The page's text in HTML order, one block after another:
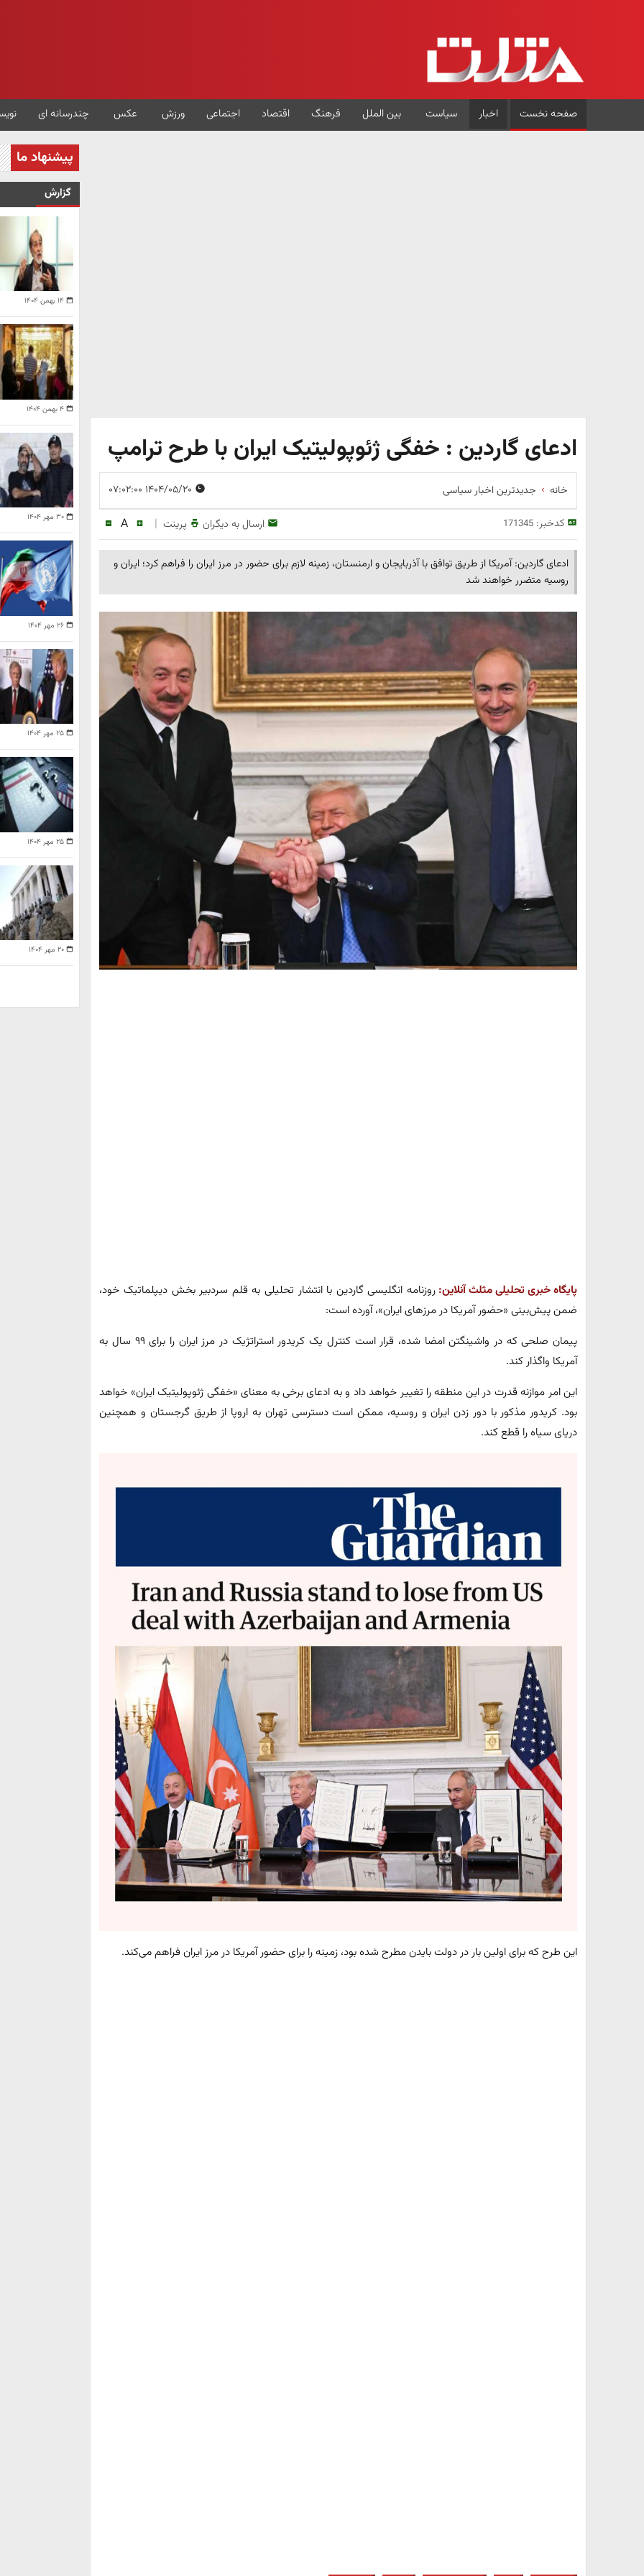
صفحه نخست اخبار سیاست بین الملل فرهنگ اقتصاد اجتماعی ورزش عکس چندرسانه ای
ادعای گاردین : خفگی ژئوپولیتیک ایران با طرح ترامپ
خانه جدیدترین اخبار سیاسی
کدخبر:171345 ارسال به دیگران پرینت |
A
ادعای گاردین: آمریکا از طریق توافق با آذربایجان و ارمنستان، زمینه لازم برای حضور در مرز ایران را فراهم کرد؛ ایران و
روسیه متضرر خواهند شد
پایگاه خبری تحلیلی مثلث آنلاین: روزنامه انگلیسی گاردین با انتشار تحلیلی به قلم سردبیر بخش دیپلماتیک خود،
ضمن پیش‌بینی «حضور آمریکا در مرزهای ایران»، آورده است:
️پیمان صلحی که در واشینگتن امضا شده، قرار است کنترل یک کریدور استراتژیک در مرز ایران را برای ۹۹ سال به
آمریکا واگذار کند.
️این امر موازنه قدرت در این منطقه را تغییر خواهد داد و به ادعای برخی به معنای «خفگی ژئوپولیتیک ایران» خواهد
بود. کریدور مذکور با دور زدن ایران و روسیه، ممکن است دسترسی تهران به اروپا از طریق گرجستان و همچنین
دریای سیاه را قطع کند.
️این طرح که برای اولین بار در دولت بایدن مطرح شده بود، زمینه را برای حضور آمریکا در مرز ایران فراهم می‌کند.
پیشنهاد ما
گزارش
۱۴ بهمن ۱۴۰۴
۴ بهمن ۱۴۰۴
۳۰ مهر ۱۴۰۴
۲۶ مهر ۱۴۰۴
۲۵ مهر ۱۴۰۴
۲۵ مهر ۱۴۰۴
۲۰ مهر ۱۴۰۴